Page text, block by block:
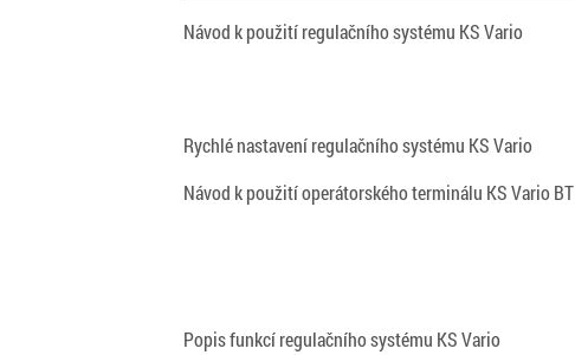
Návod k použití regulačního systému KS Vario
Rychlé nastavení regulačního systému KS Vario
Návod k použití operátorského terminálu KS Vario BT
Popis funkcí regulačního systému KS Vario